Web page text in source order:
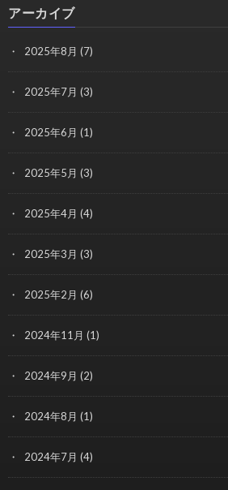
アーカイブ
2025年8月 (7)
2025年7月 (3)
2025年6月 (1)
2025年5月 (3)
2025年4月 (4)
2025年3月 (3)
2025年2月 (6)
2024年11月 (1)
2024年9月 (2)
2024年8月 (1)
2024年7月 (4)